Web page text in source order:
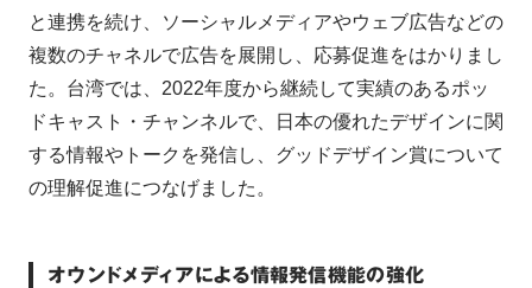
と連携を続け、ソーシャルメディアやウェブ広告などの
複数のチャネルで広告を展開し、応募促進をはかりまし
た。台湾では、2022年度から継続して実績のあるポッ
ドキャスト・チャンネルで、日本の優れたデザインに関
する情報やトークを発信し、グッドデザイン賞について
の理解促進につなげました。
オウンドメディアによる情報発信機能の強化